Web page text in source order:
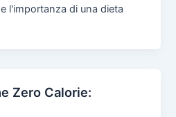
l'importanza di una dieta
Zero Calorie: